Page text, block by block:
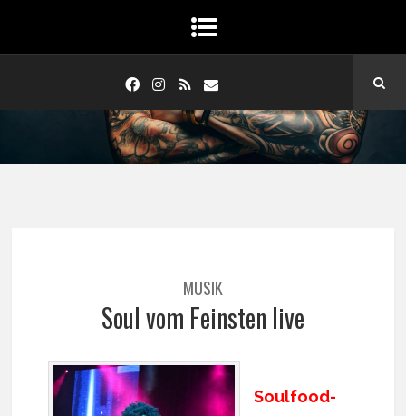
MUSIK
Soul vom Feinsten live
Soulfood-